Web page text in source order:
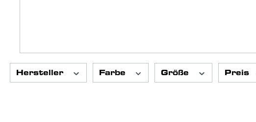
Hersteller Farbe Größe Preis